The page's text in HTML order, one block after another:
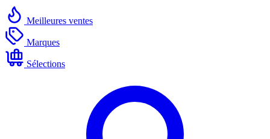
Meilleures ventes
Marques
Sélections